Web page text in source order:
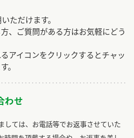
ただけます。
、ご質問がある方はお気軽にどう
アイコンをクリックするとチャッ
。
わせ
しては、お電話等でお返事させていた